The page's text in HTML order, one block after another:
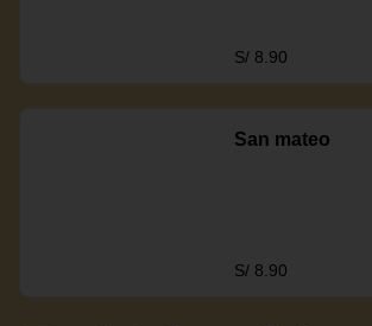
S/ 8.90
San mateo
S/ 8.90